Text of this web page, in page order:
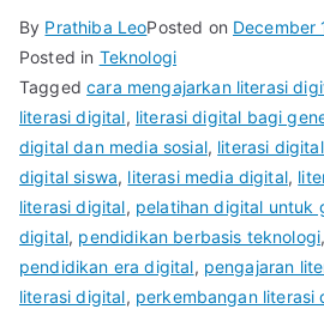
By Prathiba LeoPosted on December
Posted in Teknologi
Taggedcara mengajarkan literasi
literasi digital, literasi digital bagi
digital dan media sosial, literasi
digital siswa, literasi media digital,
literasi digital, pelatihan digital untuk
digital, pendidikan berbasis teknologi,
pendidikan era digital, pengajaran
literasi digital, perkembangan literasi